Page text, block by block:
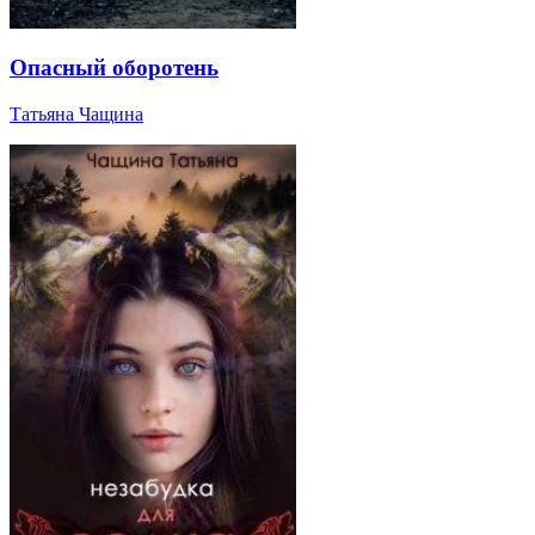
Опасный оборотень
Татьяна Чащина